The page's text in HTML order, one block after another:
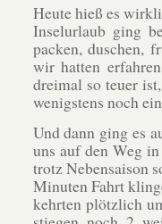
Heute hieß es
Inselurlaub ging
packen, duschen,
wir hatten
dreimal so teuer
wenigstens noch
Und dann ging es
uns auf den Weg
trotz Nebensaison
Minuten Fahrt
kehrten plötzlich